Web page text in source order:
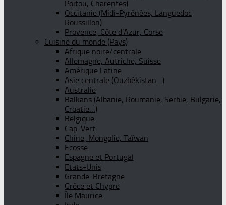
Poitou, Charentes)
Occitanie (Midi-Pyrénées, Languedoc
Roussillon)
Provence, Côte d’Azur, Corse
Cuisine du monde (Pays)
Afrique noire/centrale
Allemagne, Autriche, Suisse
Amérique Latine
Asie centrale (Ouzbékistan…)
Australie
Balkans (Albanie, Roumanie, Serbie, Bulgarie,
Croatie…)
Belgique
Cap-Vert
Chine, Mongolie, Taïwan
Ecosse
Espagne et Portugal
Etats-Unis
Grande-Bretagne
Grèce et Chypre
Île Maurice